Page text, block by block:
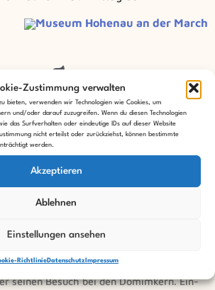
Zustimmung verwalten
bieten, verwenden wir Technologien wie Cookies, um
und/oder darauf zuzugreifen. Wenn du diesen Technologien
das Surfverhalten oder eindeutige IDs auf dieser Website
nicht erteilst oder zurückziehst, können bestimmte
werden.
Akzeptieren
Ablehnen
Einstellungen ansehen
RichtlinieDatenschutzImpressum
Museum Hohenau an der March
bei den Domimkern!
besuchte die Domimker, um mehr
mitten Herzen von Wien zu erfahren.
DerStandard
berichtet in der Tageszeitung „Der
seinen Besuch bei den Domimkern. Ein-